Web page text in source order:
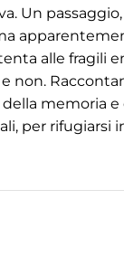
Un
alle fragili
non.
memoria e
per rifugiarsi